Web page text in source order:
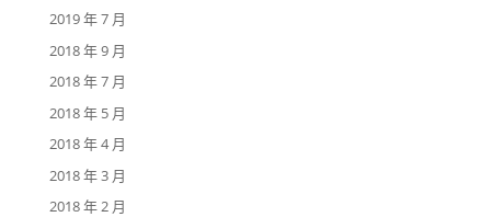
2019 年 7 月
2018 年 9 月
2018 年 7 月
2018 年 5 月
2018 年 4 月
2018 年 3 月
2018 年 2 月